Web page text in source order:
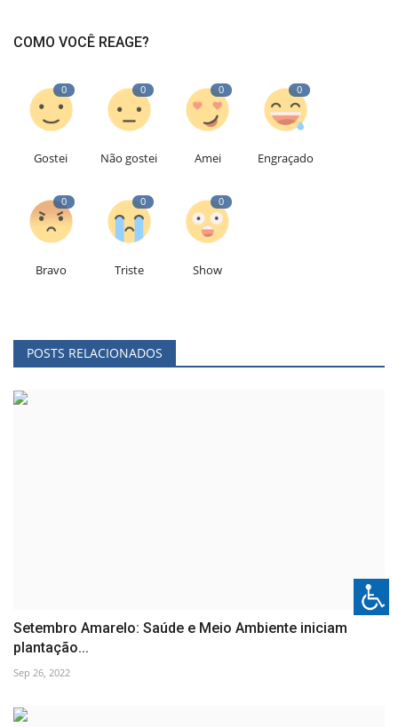
COMO VOCÊ REAGE?
0
Gostei
0
Não gostei
0
Amei
0
Engraçado
0
Bravo
0
Triste
0
Show
POSTS RELACIONADOS
Setembro Amarelo: Saúde e Meio Ambiente iniciam
plantação...
Sep 26, 2022